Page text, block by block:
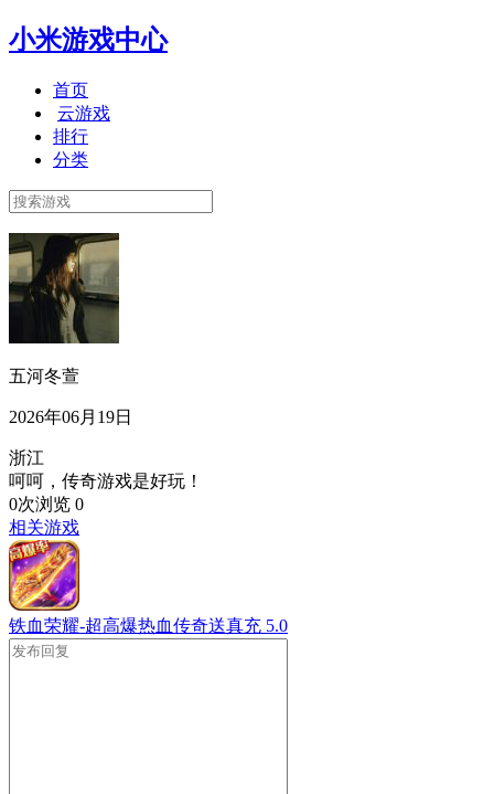
小米游戏中心
首页
云游戏
排行
分类
五河冬萱
2026年06月19日
浙江
呵呵，传奇游戏是好玩！
0次浏览 0
相关游戏
铁血荣耀-超高爆热血传奇送真充 5.0